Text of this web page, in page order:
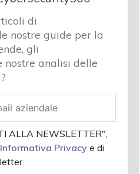
di
nostre guide per la
gli
nostre analisi delle
ALLA NEWSLETTER",
Informativa Privacy e di